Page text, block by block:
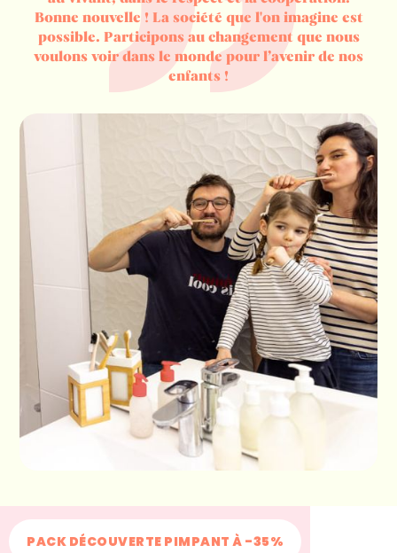
Bonne nouvelle ! La société que l'on imagine est
possible. Participons au changement que nous
voulons voir dans le monde pour l’avenir de nos
enfants !
PACK DÉCOUVERTE PIMPANT À -35%